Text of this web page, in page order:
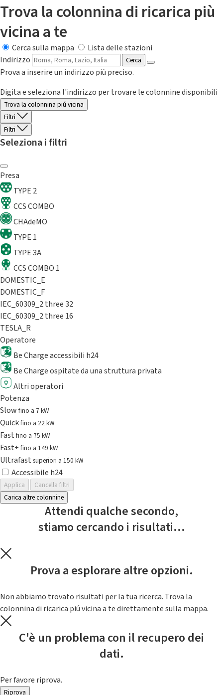
Trova la colonnina di ricarica più
vicina a te
Cerca sulla mappa
Lista delle stazioni
Indirizzo
Cerca
Prova a inserire un indirizzo più preciso.
Digita e seleziona l'indirizzo per trovare le colonnine disponibili
Trova la colonnina piú vicina
Filtri
Filtri
Seleziona i filtri
Presa
TYPE 2
CCS COMBO
CHAdeMO
TYPE 1
TYPE 3A
CCS COMBO 1
DOMESTIC_E
DOMESTIC_F
IEC_60309_2 three 32
IEC_60309_2 three 16
TESLA_R
Operatore
Be Charge accessibili h24
Be Charge ospitate da una struttura privata
Altri operatori
Potenza
Slowfino a 7 kW
Quickfino a 22 kW
Fastfino a 75 kW
Fast+fino a 149 kW
Ultrafast superiori a 150 kW
Accessibile h24
Applica
Cancella filtri
Carica altre colonnine
Attendi qualche secondo,
stiamo cercando i risultati...
Prova a esplorare altre opzioni.
Non abbiamo trovato risultati per la tua ricerca. Trova la
colonnina di ricarica piú vicina a te direttamente sulla mappa.
C'è un problema con il recupero dei
dati.
Per favore riprova.
Riprova